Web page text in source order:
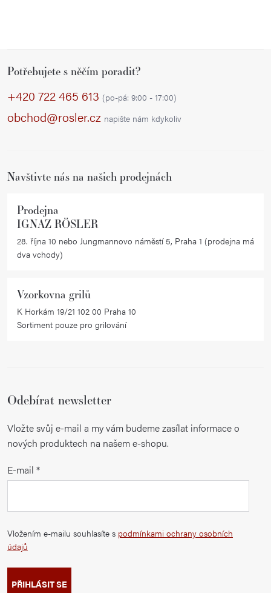
Potřebujete s něčím poradit?
+420 722 465 613 (po-pá: 9:00 - 17:00)
obchod@rosler.cz napište nám kdykoliv
Navštivte nás na našich prodejnách
Prodejna
IGNAZ RÖSLER
28. října 10 nebo Jungmannovo náměstí 5, Praha 1 (prodejna má
dva vchody)
Vzorkovna grilů
K Horkám 19/21 102 00 Praha 10
Sortiment pouze pro grilování
Odebírat newsletter
Vložte svůj e-mail a my vám budeme zasílat informace o
nových produktech na našem e-shopu.
E-mail
Vložením e-mailu souhlasíte s podmínkami ochrany osobních
údajů
PŘIHLÁSIT SE